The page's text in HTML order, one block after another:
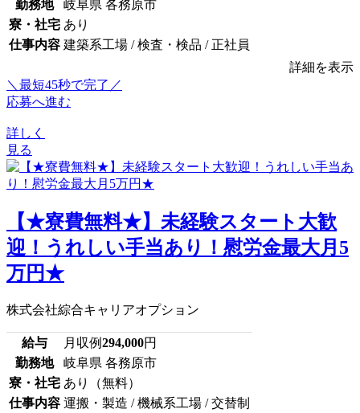
勤務地
岐阜県 各務原市
寮・社宅 あり
仕事内容 建築系工場 / 検査・検品 / 正社員
詳細を表示
＼最短45秒で完了／
応募へ進む
詳しく
見る
【★寮費無料★】未経験スタート大歓
迎！うれしい手当あり！慰労金最大月5
万円★
株式会社綜合キャリアオプション
給与 月収例294,000円
勤務地
岐阜県 各務原市
寮・社宅 あり（無料）
仕事内容 運搬・製造 / 機械系工場 / 交替制